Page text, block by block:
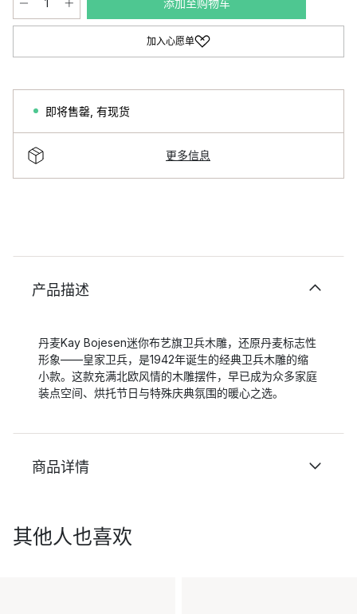
加入心愿单
即将售罄 有现货
更多信息
产品描述
丹麦Kay Bojesen迷你布艺旗卫兵木雕，还原丹麦标志性
形象——皇家卫兵，是1942年诞生的经典卫兵木雕的缩
小款。这款充满北欧风情的木雕摆件，早已成为众多家庭
装点空间、烘托节日与特殊庆典氛围的暖心之选。
商品详情
其他人也喜欢